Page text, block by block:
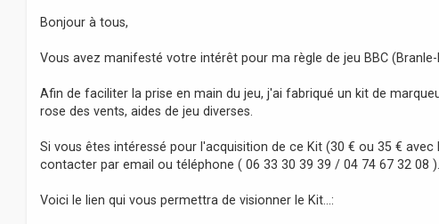
s
s
g
Bonjour à tous,
Vous avez manifesté votre intérêt pour ma règle de jeu BBC (Branle-
Afin de faciliter la prise en main du jeu, j'ai fabriqué un kit de
rose des vents, aides de jeu diverses.
Si vous êtes intéressé pour l'acquisition de ce Kit (30 € ou 35 €
contacter par email ou téléphone ( 06 33 30 39 39 / 04 74 67 32 08 ).
Voici le lien qui vous permettra de visionner le Kit...: